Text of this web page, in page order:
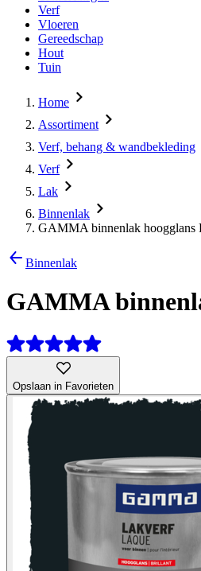
Verf
Vloeren
Gereedschap
Hout
Tuin
Home
Assortiment
Verf, behang & wandbekleding
Verf
Lak
Binnenlak
GAMMA binnenlak hoogglans
Binnenlak
GAMMA
Opslaan in Favorieten